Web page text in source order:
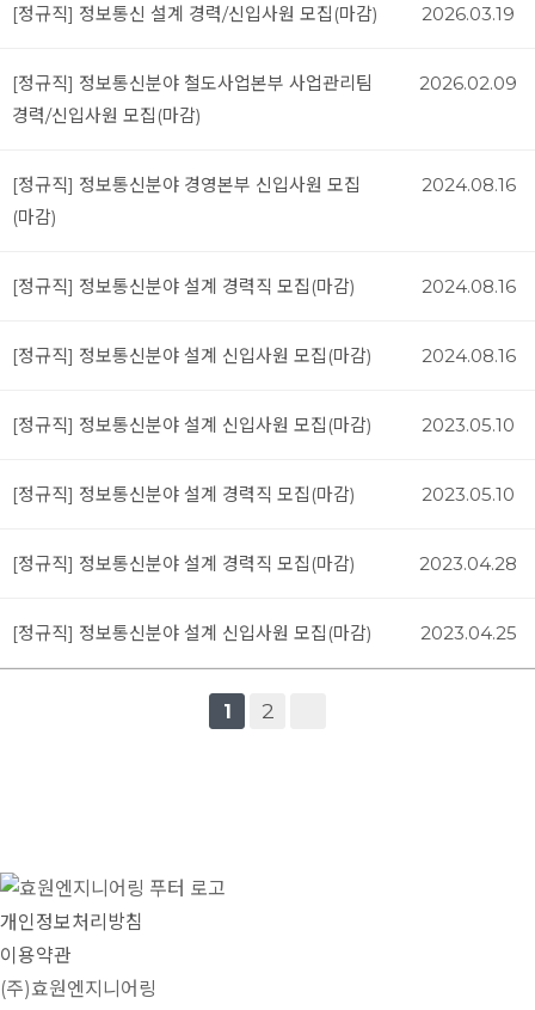
[정규직] 정보통신 설계 경력/신입사원 모집(마감) 2026.03.19
[정규직] 정보통신분야 철도사업본부 사업관리팀
경력/신입사원 모집(마감)
2026.02.09
[정규직] 정보통신분야 경영본부 신입사원 모집
(마감)
2024.08.16
[정규직] 정보통신분야 설계 경력직 모집(마감) 2024.08.16
[정규직] 정보통신분야 설계 신입사원 모집(마감) 2024.08.16
[정규직] 정보통신분야 설계 신입사원 모집(마감) 2023.05.10
[정규직] 정보통신분야 설계 경력직 모집(마감) 2023.05.10
[정규직] 정보통신분야 설계 경력직 모집(마감) 2023.04.28
[정규직] 정보통신분야 설계 신입사원 모집(마감) 2023.04.25
1 2
개인정보처리방침
이용약관
(주)효원엔지니어링